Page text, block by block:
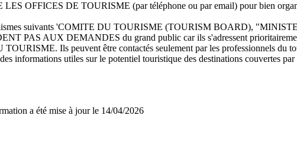
OFFICES DE TOURISME (par téléphone ou par email) pour bien
suivants 'COMITE DU TOURISME (TOURISM BOARD),
PAS AUX DEMANDES du grand public car ils s'adressent
Ils peuvent être contactés seulement par les professionnels du
informations utiles sur le potentiel touristique des destinations couvertes par
a été mise à jour le 14/04/2026